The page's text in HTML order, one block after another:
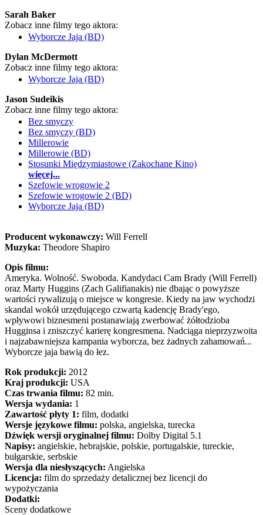
Sarah Baker
Zobacz inne filmy tego aktora:
Wyborcze Jaja (BD)
Dylan McDermott
Zobacz inne filmy tego aktora:
Wyborcze Jaja (BD)
Jason Sudeikis
Zobacz inne filmy tego aktora:
Bez smyczy
Bez smyczy (BD)
Millerowie
Millerowie (BD)
Stosunki Międzymiastowe (Zakochane Kino)
więcej...
Szefowie wrogowie 2
Szefowie wrogowie 2 (BD)
Wyborcze Jaja (BD)
Producent wykonawczy: Will Ferrell
Muzyka: Theodore Shapiro
Opis filmu:
Ameryka. Wolność. Swoboda. Kandydaci Cam Brady (Will Ferrell)
oraz Marty Huggins (Zach Galifianakis) nie dbając o powyższe
wartości rywalizują o miejsce w kongresie. Kiedy na jaw wychodzi
skandal wokół urzędującego czwartą kadencję Brady'ego,
wpływowi biznesmeni postanawiają zwerbować żółtodzioba
Hugginsa i zniszczyć karierę kongresmena. Nadciąga nieprzyzwoita
i najzabawniejsza kampania wyborcza, bez żadnych zahamowań...
Wyborcze jaja bawią do łez.
Rok produkcji: 2012
Kraj produkcji: USA
Czas trwania filmu: 82 min.
Wersja wydania: 1
Zawartość płyty 1: film, dodatki
Wersje językowe filmu: polska, angielska, turecka
Dźwięk wersji oryginalnej filmu: Dolby Digital 5.1
Napisy: angielskie, hebrajskie, polskie, portugalskie, tureckie,
bułgarskie, serbskie
Wersja dla niesłyszących: Angielska
Licencja: film do sprzedaży detalicznej bez licencji do
wypożyczania
Dodatki:
Sceny dodatkowe